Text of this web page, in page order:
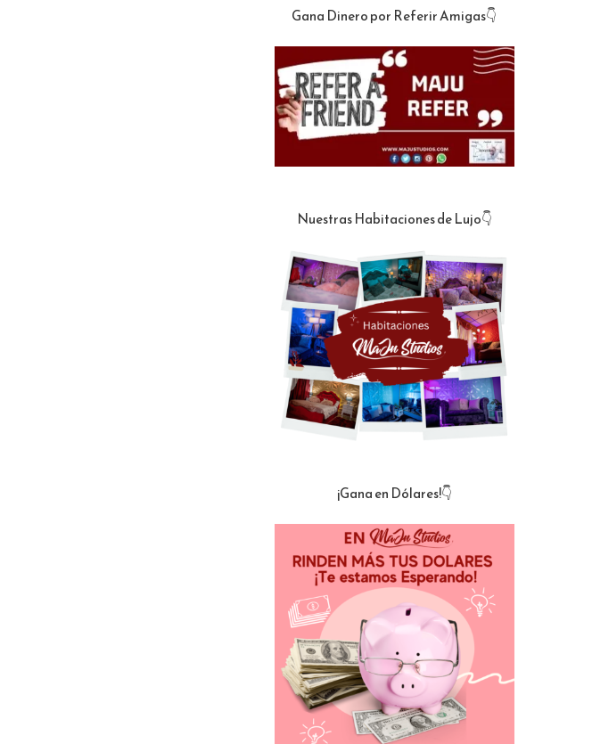
Gana Dinero por Referir Amigas👇
Nuestras Habitaciones de Lujo👇
¡Gana en Dólares!👇